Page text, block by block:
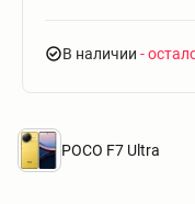
В наличии -
POCO F7 Ultra